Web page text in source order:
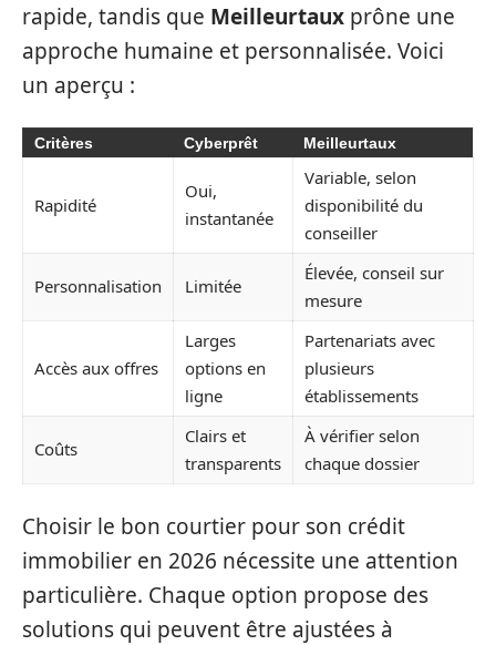
rapide, tandis que Meilleurtaux prône une
approche humaine et personnalisée. Voici
un aperçu :
Critères Cyberprêt Meilleurtaux
Rapidité
Oui,
instantanée
Variable, selon
disponibilité du
conseiller
Personnalisation Limitée
Élevée, conseil sur
mesure
Accès aux offres
Larges
options en
ligne
Partenariats avec
plusieurs
établissements
Coûts
Clairs et
transparents
À vérifier selon
chaque dossier
Choisir le bon courtier pour son crédit
immobilier en 2026 nécessite une attention
particulière. Chaque option propose des
solutions qui peuvent être ajustées à